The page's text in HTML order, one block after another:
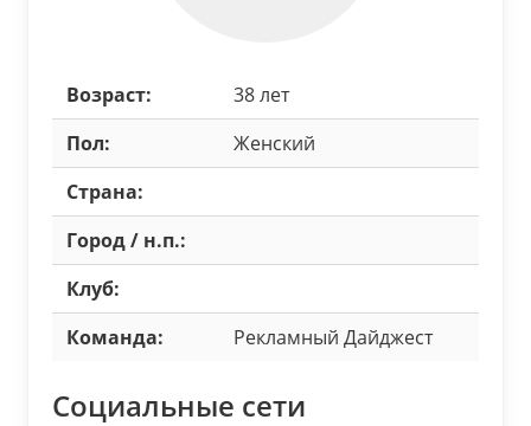
Возраст:
38 лет
Пол:
Женский
Страна:
Город / н.п.:
Клуб:
Команда:
Рекламный Дайджест
Социальные сети